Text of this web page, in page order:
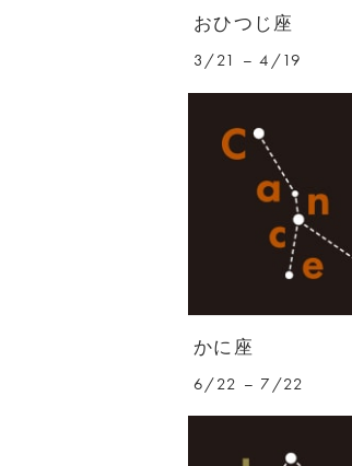
おひつじ座
3/21 – 4/19
かに座
6/22 – 7/22